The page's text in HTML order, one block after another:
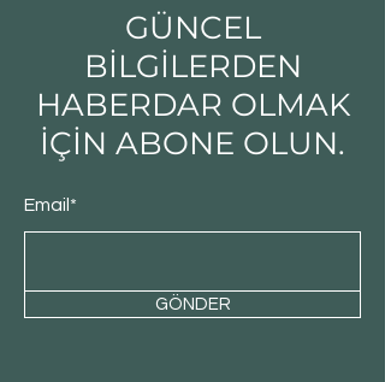
GÜNCEL
BİLGİLERDEN
HABERDAR OLMAK
İÇİN ABONE OLUN.
Email*
GÖNDER